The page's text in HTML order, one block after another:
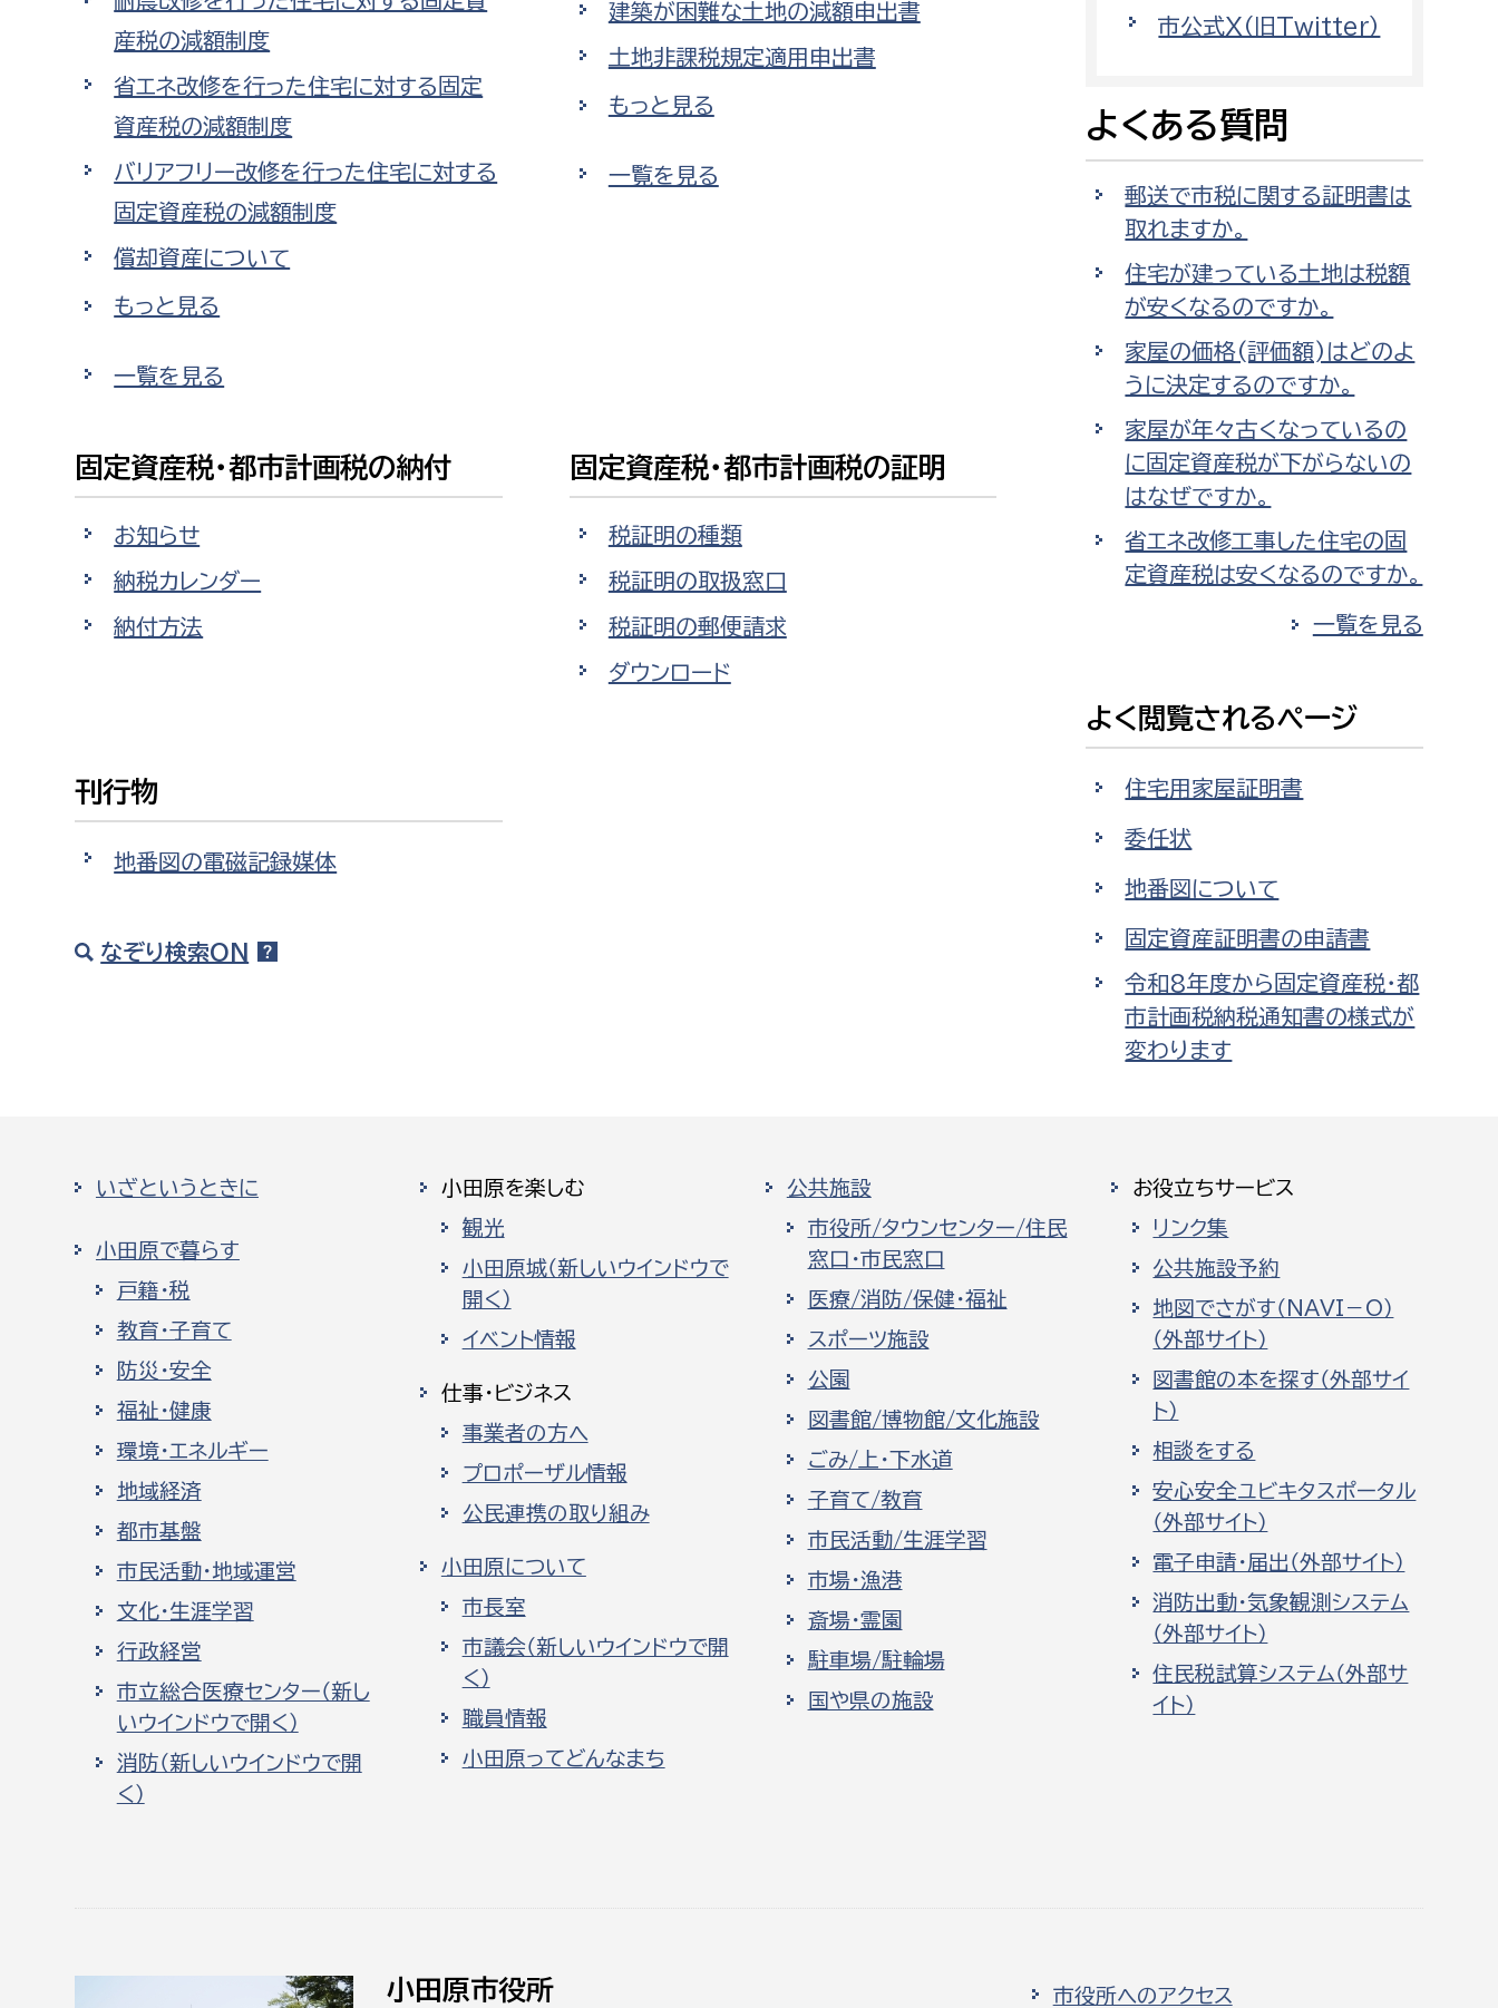
建築課
消防課
警防第2課
上下水道局
経営総務課
給排水業務課
水道整備課
浄水管理課
教育部 監査事務局
監査事務局
農業委員会事務局 議会総務課
産税の減額制度
省エネ改修を行った住宅に対する固定
資産税の減額制度
バリアフリー改修を行った住宅に対する
固定資産税の減額制度
償却資産について
もっと見る
一覧を見る
建築が困難な土地の減額申出書
土地非課税規定適用申出書
もっと見る
一覧を見る
固定資産税・都市計画税の納付
お知らせ
納税カレンダー
納付方法
固定資産税・都市計画税の証明
税証明の種類
税証明の取扱窓口
税証明の郵便請求
ダウンロード
刊行物
地番図の電磁記録媒体
なぞり検索ON
市公式X（旧Twitter）
よくある質問
郵送で市税に関する証明書は
取れますか。
住宅が建っている土地は税額
が安くなるのですか。
家屋の価格(評価額)はどのよ
うに決定するのですか。
家屋が年々古くなっているの
に固定資産税が下がらないの
はなぜですか。
省エネ改修工事した住宅の固
定資産税は安くなるのですか。
一覧を見る
よく閲覧されるページ
住宅用家屋証明書
委任状
地番図について
固定資産証明書の申請書
令和8年度から固定資産税・都
市計画税納税通知書の様式が
変わります
いざというときに
小田原で暮らす
戸籍・税
教育・子育て
防災・安全
福祉・健康
環境・エネルギー
地域経済
都市基盤
市民活動・地域運営
文化・生涯学習
行政経営
市立総合医療センター（新し
いウインドウで開く）
消防（新しいウインドウで開
く）
小田原を楽しむ
観光
小田原城（新しいウインドウで
開く）
イベント情報
仕事・ビジネス
事業者の方へ
プロポーザル情報
公民連携の取り組み
小田原について
市長室
市議会（新しいウインドウで開
く）
職員情報
小田原ってどんなまち
公共施設
市役所/タウンセンター/住民
窓口・市民窓口
医療/消防/保健・福祉
スポーツ施設
公園
図書館/博物館/文化施設
ごみ/上・下水道
子育て/教育
市民活動/生涯学習
市場・漁港
斎場・霊園
駐車場/駐輪場
国や県の施設
お役立ちサービス
リンク集
公共施設予約
地図でさがす（NAVI－O）
（外部サイト）
図書館の本を探す（外部サイ
ト）
相談をする
安心安全ユビキタスポータル
（外部サイト）
電子申請・届出（外部サイト）
消防出動・気象観測システム
（外部サイト）
住民税試算システム（外部サ
イト）
小田原市役所 市役所へのアクセス